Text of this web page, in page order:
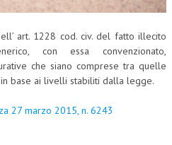
art. 1228 cod. civ. del fatto illecito
con essa convenzionato,
che siano comprese tra quelle
in base ai livelli stabiliti dalla legge.
27 marzo 2015, n. 6243